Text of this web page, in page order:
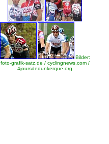
Bilder:
foto-grafik-satz.de / cyclingnews.com /
4joursdedunkerque.org